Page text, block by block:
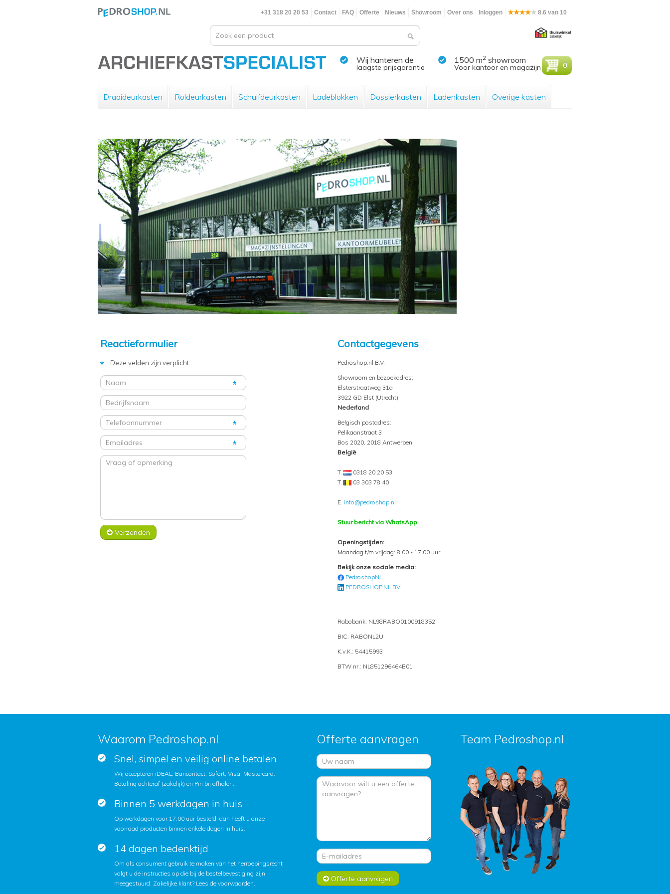
+31 318 20 20 53 Contact FAQ Offerte Nieuws Showroom Over ons Inloggen 8.6 van 10
Wij hanteren de
laagste prijsgarantie
1500 m2 showroom
Voor kantoor en magazijn 0
Draaideurkasten Roldeurkasten Schuifdeurkasten Ladeblokken Dossierkasten Ladenkasten Overige kasten
Reactieformulier Contactgegevens
Deze velden zijn verplicht
Verzenden
Pedroshop.nl B.V.
Showroom en bezoekadres:
Elsterstraatweg 31a
3922 GD Elst (Utrecht)
Nederland
Belgisch postadres:
Pelikaanstraat 3
Bos 2020, 2018 Antwerpen
België
T.
0318 20 20 53
T.
03 303 78 40
E. info@pedroshop.nl
Stuur bericht via WhatsApp
Openingstijden:
Maandag t/m vrijdag: 8.00 - 17.00 uur
Bekijk onze sociale media:
PedroshopNL
PEDROSHOP.NL BV
Rabobank: NL98RABO0100918352
BIC: RABONL2U
K.v.K.: 54415993
BTW nr.: NL851296464B01
Waarom Pedroshop.nl
Snel, simpel en veilig online betalen
Wij accepteren iDEAL, Bancontact, Sofort, Visa, Mastercard,
Betaling achteraf (zakelijk) en Pin bij afhalen.
Binnen 5 werkdagen in huis
Op werkdagen voor 17.00 uur besteld, dan heeft u onze
voorraad producten binnen enkele dagen in huis.
14 dagen bedenktijd
Om als consument gebruik te maken van het herroepingsrecht
volgt u de instructies op die bij de bestelbevestiging zijn
meegestuurd. Zakelijke klant? Lees de voorwaarden.
Offerte aanvragen
Offerte aanvragen
Team Pedroshop.nl